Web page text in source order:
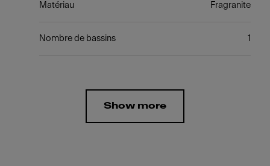
Matériau Fragranite
Nombre de bassins 1
Show more